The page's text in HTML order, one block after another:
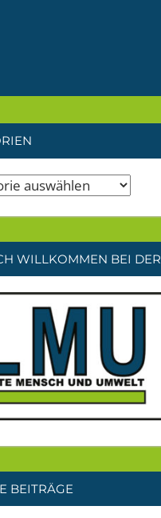
WILLKOMMEN BEI DER
BEITRÄGE